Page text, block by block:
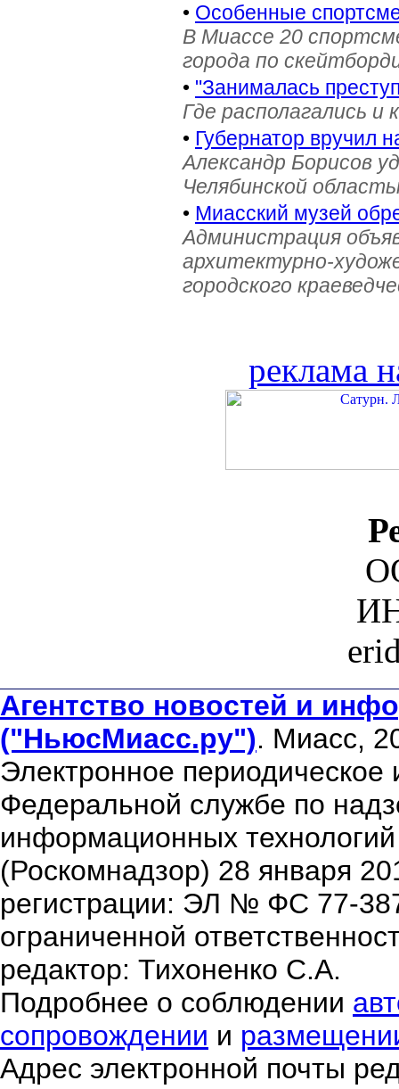
• Особенные
В Миассе 20
города по
• "Занималась
Где располагались и
• Губернатор вручил
Александр Борисов
Челябинской
• Миасский музей
Администрация
архитектурно-
городского
реклама
Агентство новостей и
("НьюсМиасс.ру"). Миасс,
Электронное периодическое
Федеральной службе по
информационных
(Роскомнадзор) 28 января
регистрации: ЭЛ № ФС 77-
ограниченной
редактор: Тихоненко С.А.
Подробнее о соблюдении
сопровождении и
Адрес электронной почты